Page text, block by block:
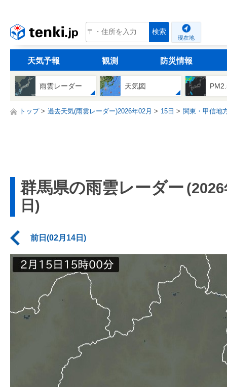
tenki.jp 検索
現在地
天気予報 観測 防災情報
雨雲レーダー 天気図
トップ 過去天気(雨雲レーダー)2026年02月 15日 関東・甲信地
群馬県の雨雲レーダー
日)
前日(02月14日)